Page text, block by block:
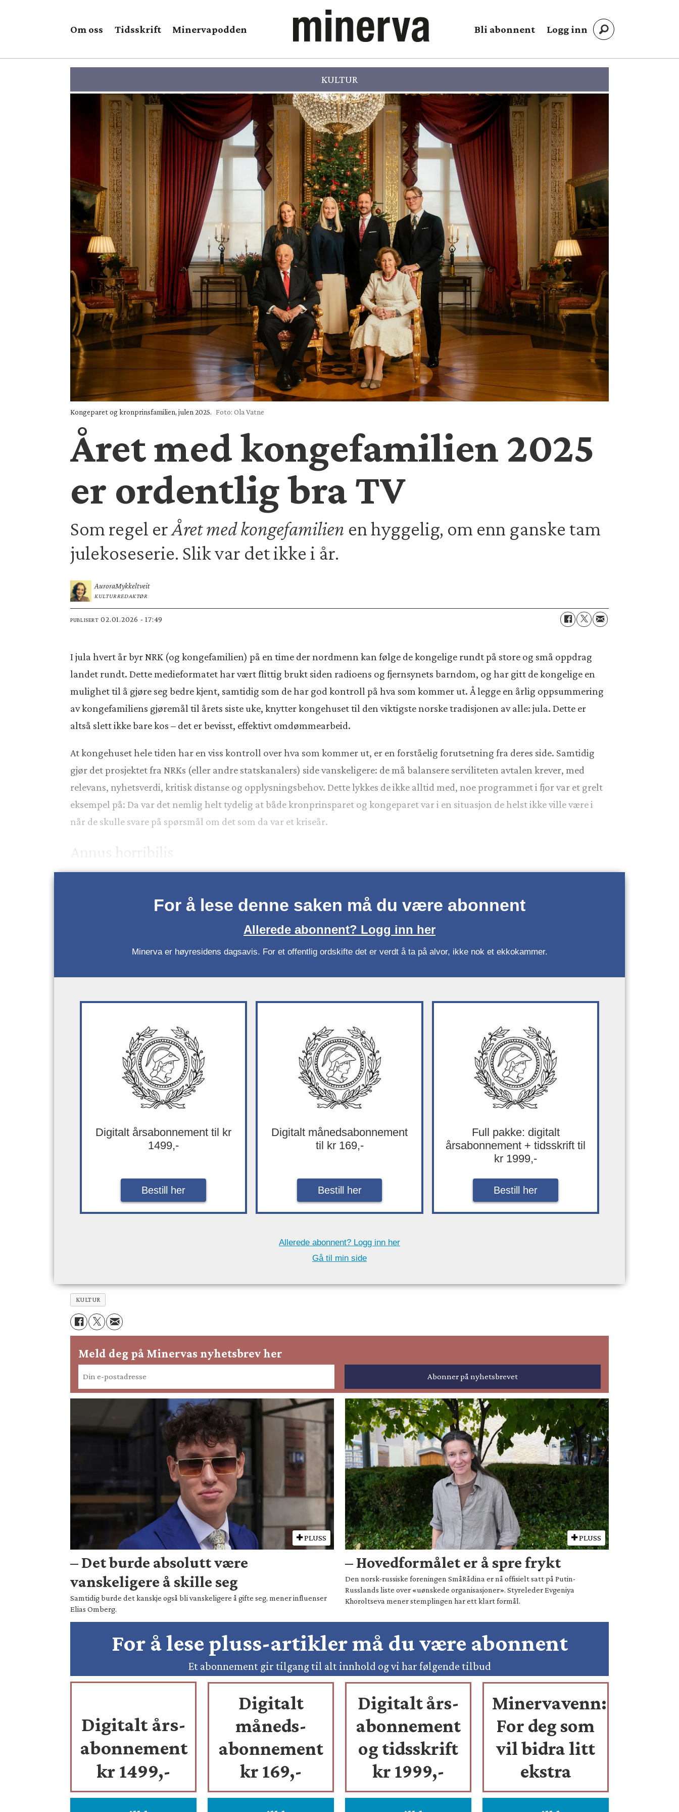
Om oss Tidsskrift Minervapodden Bli abonnent Logg inn
KULTUR
Kongeparet og kronprinsfamilien, julen 2025. Foto: Ola Vatne
Året med kongefamilien 2025
er ordentlig bra TV
Som regel erÅret med kongefamilien en hyggelig, om enn ganske tam
julekoseserie. Slik var det ikke i år.
AuroraMykkeltveit
KULTURREDAKTØR
PUBLISERT 02.01.2026 - 17:49
I jula hvert år byr NRK (og kongefamilien) på en time der nordmenn kan følge de kongelige rundt på store og små oppdrag
landet rundt. Dette medieformatet har vært flittig brukt siden radioens og fjernsynets barndom, og har gitt de kongelige en
mulighet til å gjøre seg bedre kjent, samtidig som de har god kontroll på hva som kommer ut. Å legge en årlig oppsummering
av kongefamiliens gjøremål til årets siste uke, knytter kongehuset til den viktigste norske tradisjonen av alle: jula. Dette er
altså slett ikke bare kos – det er bevisst, effektivt omdømmearbeid.
At kongehuset hele tiden har en viss kontroll over hva som kommer ut, er en forståelig forutsetning fra deres side. Samtidig
gjør det prosjektet fra NRKs (eller andre statskanalers) side vanskeligere: de må balansere serviliteten avtalen krever, med
relevans, nyhetsverdi, kritisk distanse og opplysningsbehov. Dette lykkes de ikke alltid med, noe programmet i fjor var et grelt
eksempel på: Da var det nemlig helt tydelig at både kronprinsparet og kongeparet var i en situasjon de helst ikke ville være i
når de skulle svare på spørsmål om det som da var et kriseår.
Annus horribilis
For å lese denne saken må du være abonnent
Allerede abonnent? Logg inn her
Minerva er høyresidens dagsavis. For et offentlig ordskifte det er verdt å ta på alvor, ikke nok et ekkokammer.
Digitalt årsabonnement til kr
1499,-
Bestill her
Digitalt månedsabonnement
til kr 169,-
Bestill her
Full pakke: digitalt
årsabonnement + tidsskrift til
kr 1999,-
Bestill her
Allerede abonnent? Logg inn her
Gå til min side
KULTUR
Meld deg på Minervas nyhetsbrev her
PLUSS
– Det burde absolutt være
vanskeligere å skille seg
Samtidig burde det kanskje også bli vanskeligere å gifte seg, mener influenser
Elias Omberg.
PLUSS
– Hovedformålet er å spre frykt
Den norsk-russiske foreningen SmåRådina er nå offisielt satt på Putin-
Russlands liste over «uønskede organisasjoner». Styreleder Evgeniya
Khoroltseva mener stemplingen har ett klart formål.
For å lese pluss-artikler må du være abonnent
Et abonnement gir tilgang til alt innhold og vi har følgende tilbud
Digitalt års-
abonnement
kr 1499,-
Digitalt
måneds-
abonnement
kr 169,-
Digitalt års-
abonnement
og tidsskrift
kr 1999,-
Minervavenn:
For deg som
vil bidra litt
ekstra